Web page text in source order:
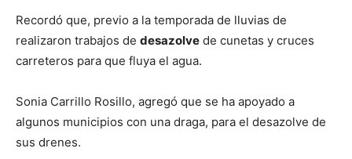
Recordó que, previo a la temporada de lluvias de
realizaron trabajos de desazolve de cunetas y cruces
carreteros para que fluya el agua.
Sonia Carrillo Rosillo, agregó que se ha apoyado a
algunos municipios con una draga, para el desazolve de
sus drenes.